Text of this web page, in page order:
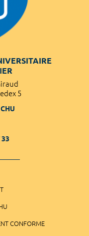
5
33
CONFORME